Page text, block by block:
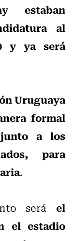
estaban
al
y ya será
Uruguaya
formal
a los
para
.
será el
el estadio